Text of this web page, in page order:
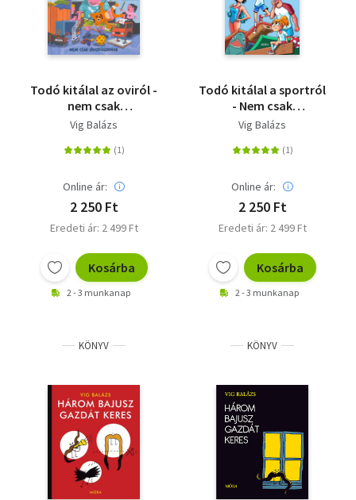
Todó kitálal az oviról -
nem csak
óvodásoknak
Vig Balázs
Online ár:
2 250 Ft
Eredeti ár: 2 499 Ft
Kosárba
2 - 3 munkanap
Todó kitálal a sportról
- Nem csak
győzteseknek
Vig Balázs
Online ár:
2 250 Ft
Eredeti ár: 2 499 Ft
Kosárba
2 - 3 munkanap
KÖNYV KÖNYV